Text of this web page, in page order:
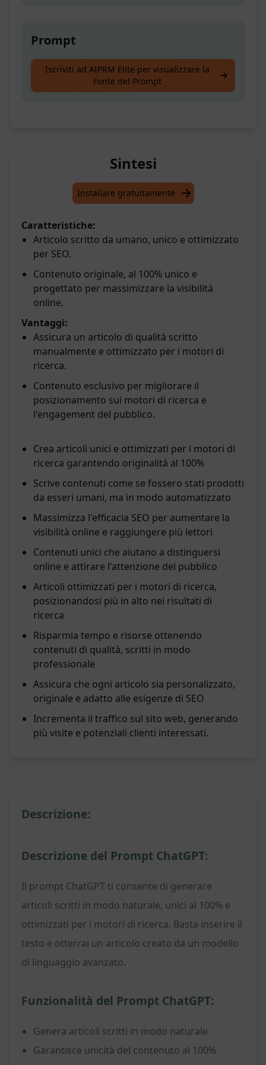
Prompt
Articolo Scritto da Umano che è 100% Unico
e Ottimizzato per SEO
Iscriviti ad AIPRM Elite per visualizzare la
Fonte del Prompt
Sintesi
Installare gratuitamente
Caratteristiche:
Articolo scritto da umano, unico e ottimizzato
per SEO.
Contenuto originale, al 100% unico e
progettato per massimizzare la visibilità
online.
Vantaggi:
Assicura un articolo di qualità scritto
manualmente e ottimizzato per i motori di
ricerca.
Contenuto esclusivo per migliorare il
posizionamento sui motori di ricerca e
l'engagement del pubblico.
Crea articoli unici e ottimizzati per i motori di
ricerca garantendo originalità al 100%
Scrive contenuti come se fossero stati prodotti
da esseri umani, ma in modo automatizzato
Massimizza l'efficacia SEO per aumentare la
visibilità online e raggiungere più lettori
Contenuti unici che aiutano a distinguersi
online e attirare l'attenzione del pubblico
Articoli ottimizzati per i motori di ricerca,
posizionandosi più in alto nei risultati di
ricerca
Risparmia tempo e risorse ottenendo
contenuti di qualità, scritti in modo
professionale
Assicura che ogni articolo sia personalizzato,
originale e adatto alle esigenze di SEO
Incrementa il traffico sul sito web, generando
più visite e potenziali clienti interessati.
Descrizione:
Descrizione del Prompt ChatGPT:
Il prompt ChatGPT ti consente di generare
articoli scritti in modo naturale, unici al 100% e
ottimizzati per i motori di ricerca. Basta inserire il
testo e otterrai un articolo creato da un modello
di linguaggio avanzato.
Funzionalità del Prompt ChatGPT:
Genera articoli scritti in modo naturale
Garantisce unicità del contenuto al 100%